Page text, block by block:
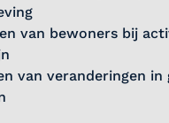
van bewoners bij
van veranderingen in